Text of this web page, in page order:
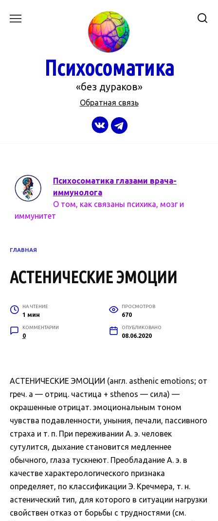
Психосоматика
«без дураков»
Обратная связь
Психосоматика глазами врача-
иммунолога
О том, как связаны психика, мозг и
иммунитет
ГЛАВНАЯ
АСТЕНИЧЕСКИЕ ЭМОЦИИ
НА ЧТЕНИЕ
1 мин
ПРОСМОТРОВ
670
КОММЕНТАРИИ
0
ОПУБЛИКОВАНО
08.06.2020
АСТЕНИЧЕСКИЕ ЭМОЦИИ (англ. asthenic emotions; от
греч. а — отриц. частица + sthenos — сила) —
окрашенные отрицат. эмоциональным тоном
чувства подавленности, уныния, печали, пассивного
страха и т. п. При переживании А. э. человек
сутулится, дыхание становится медленнее
обычного, глаза тускнеют. Преобладание А. э. в
качестве характерологического признака
определяет, по классификации Э. Кречмера, т. н.
астенический тип, для которого в ситуации нагрузки
свойствен отказ от борьбы с трудностями (см.